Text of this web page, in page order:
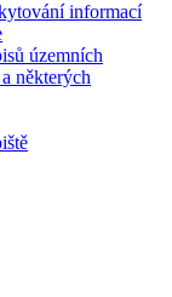
informací
územních
některých